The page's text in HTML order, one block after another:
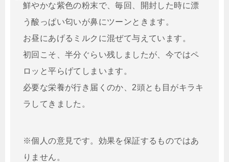
鮮やかな紫色の粉末で、毎回、開封した時に漂
う酸っぱい匂いが鼻にツーンときます。
お昼にあげるミルクに混ぜて与えています。
初回こそ、半分ぐらい残しましたが、今ではペ
ロッと平らげてしまいます。
必要な栄養が行き届くのか、2頭とも目がキラキ
ラしてきました。
※個人の意見です。効果を保証するものではあ
りません。